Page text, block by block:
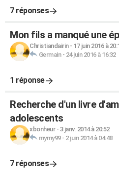
7 réponses
Mon fils a manqué une
Christiandairin- 17 juin 2016 à
Germain- 24 juin 2016 à 16:32
1 réponse
Recherche d'un livre
adolescents
xbonheur- 3 janv. 2014 à 20:52
mymy99- 2 juin 2014 à 04:48
7 réponses